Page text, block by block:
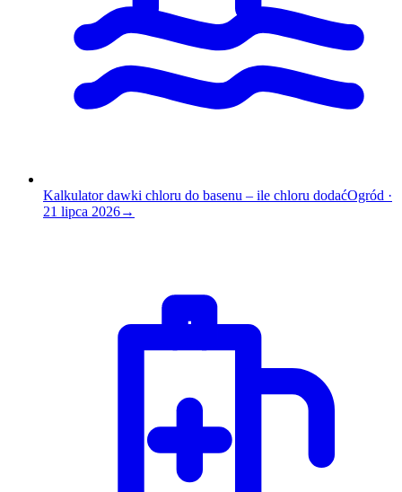
Kalkulator dawki chloru do basenu – ile chloru dodaćOgród ·
21 lipca 2026→